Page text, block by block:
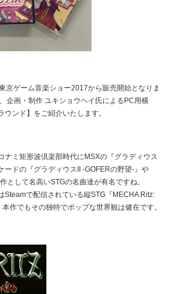
京ゲーム音楽ショー2017から販売開始となりま
企画・制作 ユキショウヘイ氏によるPC用横
ンド】をご紹介いたします。
ナミ矩形波倶楽部時代にMSXの『グラディウス
ードの『グラディウスII -GOFERの野望-』や
として名高いSTGの名曲達が有名ですね。
Steamで配信されている縦STG『MECHA Ritz:
作でもその独特でポップな世界観は健在です。